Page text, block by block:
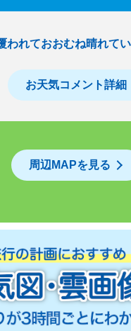
われておおむね晴れて
お天気コメント詳細
周辺MAPを見る